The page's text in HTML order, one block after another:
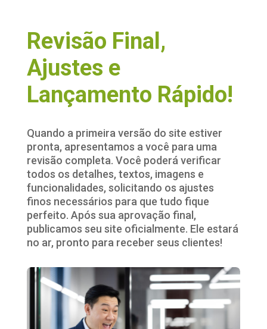
Revisão Final,
Ajustes e
Lançamento Rápido!
Quando a primeira versão do site estiver
pronta, apresentamos a você para uma
revisão completa. Você poderá verificar
todos os detalhes, textos, imagens e
funcionalidades, solicitando os ajustes
finos necessários para que tudo fique
perfeito. Após sua aprovação final,
publicamos seu site oficialmente. Ele estará
no ar, pronto para receber seus clientes!